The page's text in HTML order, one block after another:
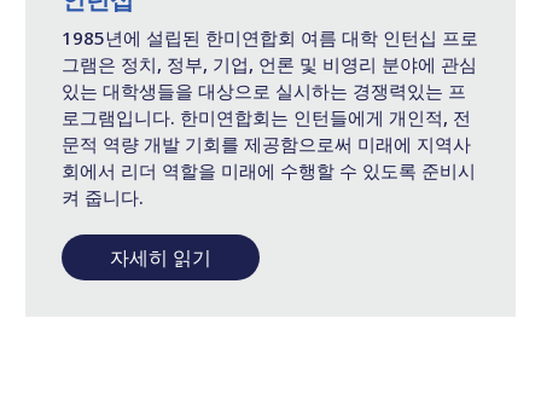
1985년에 설립된 한미연합회 여름 대학 인턴십 프로
그램은 정치, 정부, 기업, 언론 및 비영리 분야에 관심
있는 대학생들을 대상으로 실시하는 경쟁력있는 프
로그램입니다. 한미연합회는 인턴들에게 개인적, 전
문적 역량 개발 기회를 제공함으로써 미래에 지역사
회에서 리더 역할을 미래에 수행할 수 있도록 준비시
켜 줍니다.
자세히 읽기